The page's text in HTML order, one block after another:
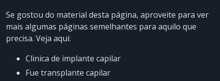
Se gostou do material desta página, aproveite para ver
mais algumas páginas semelhantes para aquilo que
precisa. Veja aqui:
clinica de implante capilar
fue transplante capilar